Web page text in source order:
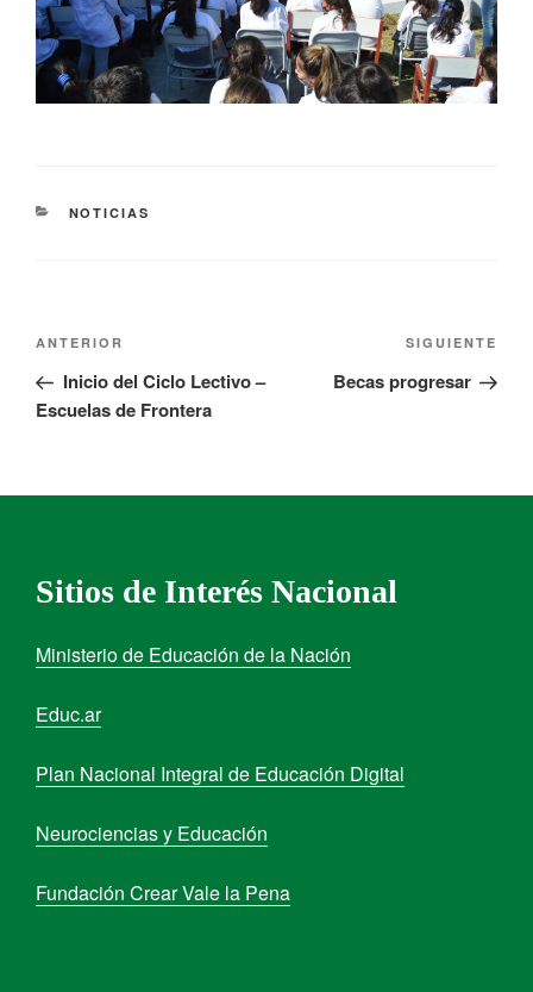
NOTICIAS
ANTERIOR
Inicio del Ciclo Lectivo –
Escuelas de Frontera
SIGUIENTE
Becas progresar
Sitios de Interés Nacional
Ministerio de Educación de la Nación
Educ.ar
Plan Nacional Integral de Educación Digital
Neurociencias y Educación
Fundación Crear Vale la Pena